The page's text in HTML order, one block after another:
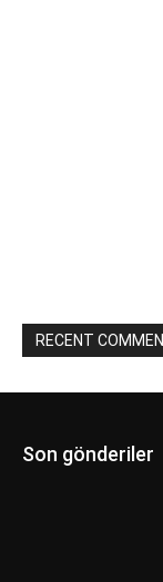
RECENT
Son gönderiler